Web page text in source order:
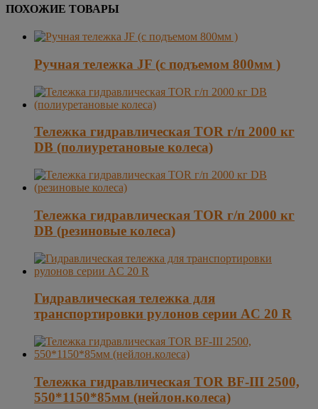
ПОХОЖИЕ ТОВАРЫ
Ручная тележка JF (с подъемом 800мм )
Тележка гидравлическая TOR г/п 2000 кг
DB (полиуретановые колеса)
Тележка гидравлическая TOR г/п 2000 кг
DB (резиновые колеса)
Гидравлическая тележка для
транспортировки рулонов серии AC 20 R
Тележка гидравлическая TOR BF-III 2500,
550*1150*85мм (нейлон.колеса)